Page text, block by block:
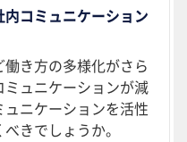
コミュニケーション
き方の多様化がさら
ュニケーションが減
ニケーションを活性
きでしょうか。